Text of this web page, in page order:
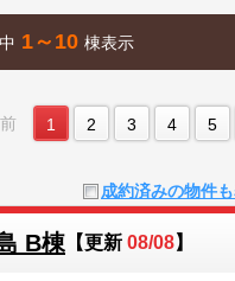
1～10 棟表示
前 1 2 3 4 5
成約済みの物件
B棟 【更新 08/08】